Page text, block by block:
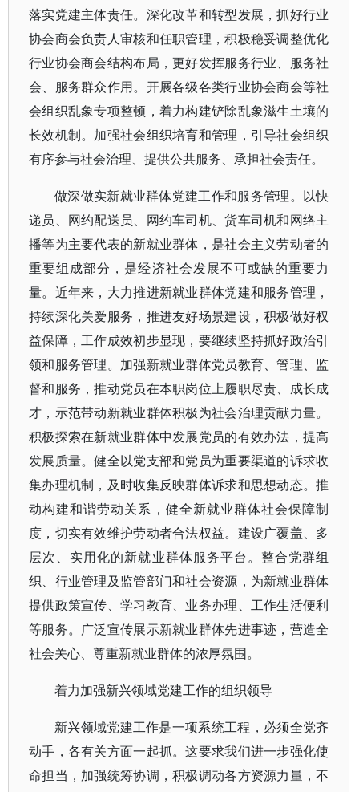
落实党建主体责任。深化改革和转型发展，抓好行业
协会商会负责人审核和任职管理，积极稳妥调整优化
行业协会商会结构布局，更好发挥服务行业、服务社
会、服务群众作用。开展各级各类行业协会商会等社
会组织乱象专项整顿，着力构建铲除乱象滋生土壤的
长效机制。加强社会组织培育和管理，引导社会组织
有序参与社会治理、提供公共服务、承担社会责任。
做深做实新就业群体党建工作和服务管理。以快
递员、网约配送员、网约车司机、货车司机和网络主
播等为主要代表的新就业群体，是社会主义劳动者的
重要组成部分，是经济社会发展不可或缺的重要力
量。近年来，大力推进新就业群体党建和服务管理，
持续深化关爱服务，推进友好场景建设，积极做好权
益保障，工作成效初步显现，要继续坚持抓好政治引
领和服务管理。加强新就业群体党员教育、管理、监
督和服务，推动党员在本职岗位上履职尽责、成长成
才，示范带动新就业群体积极为社会治理贡献力量。
积极探索在新就业群体中发展党员的有效办法，提高
发展质量。健全以党支部和党员为重要渠道的诉求收
集办理机制，及时收集反映群体诉求和思想动态。推
动构建和谐劳动关系，健全新就业群体社会保障制
度，切实有效维护劳动者合法权益。建设广覆盖、多
层次、实用化的新就业群体服务平台。整合党群组
织、行业管理及监管部门和社会资源，为新就业群体
提供政策宣传、学习教育、业务办理、工作生活便利
等服务。广泛宣传展示新就业群体先进事迹，营造全
社会关心、尊重新就业群体的浓厚氛围。
着力加强新兴领域党建工作的组织领导
新兴领域党建工作是一项系统工程，必须全党齐
动手，各有关方面一起抓。这要求我们进一步强化使
命担当，加强统筹协调，积极调动各方资源力量，不